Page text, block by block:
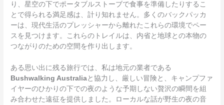
り、星空の下でポータブルストーブで食事を準備したりするこ
とで得られる満足感は、計り知れません。多くのバックパッカ
ーは、現代生活のプレッシャーから離れたこれらの環境でペー
スを見つけます。これらのトレイルは、内省と地球との本物の
つながりのための空間を作り出します。
ある思い出に残る旅行では、私は地元の業者である
Bushwalking Australiaと協力し、厳しい冒険と、キャンプファ
イヤーのひかりの下での夜のような予期しない贅沢の瞬間を組
み合わせた遠征を提供しました。ローカルな話が野生の夜の音